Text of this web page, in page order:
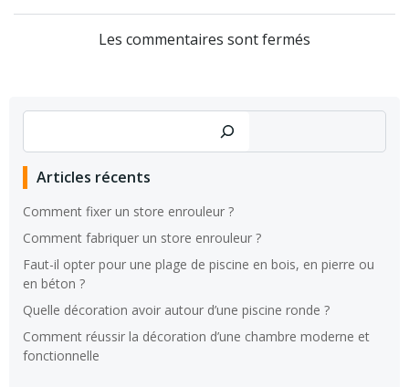
Les commentaires sont fermés
Articles récents
Comment fixer un store enrouleur ?
Comment fabriquer un store enrouleur ?
Faut-il opter pour une plage de piscine en bois, en pierre ou
en béton ?
Quelle décoration avoir autour d’une piscine ronde ?
Comment réussir la décoration d’une chambre moderne et
fonctionnelle